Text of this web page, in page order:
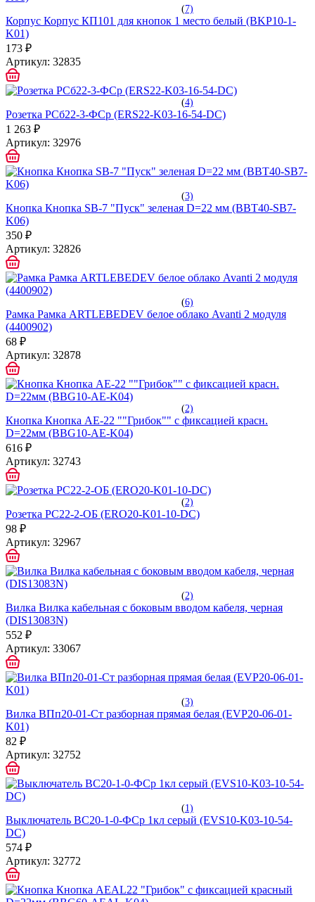
(7)
Корпус Корпус КП101 для кнопок 1 место белый (BKP10-1-
K01)
173 ₽
Артикул: 32835
(4)
Розетка РСб22-3-ФСр (ERS22-K03-16-54-DC)
1 263 ₽
Артикул: 32976
(3)
Кнопка Кнопка SВ-7 "Пуск" зеленая D=22 мм (BBT40-SB7-
K06)
350 ₽
Артикул: 32826
(6)
Рамка Рамка ARTLEBEDEV белое облако Avanti 2 модуля
(4400902)
68 ₽
Артикул: 32878
(2)
Кнопка Кнопка AE-22 ""Грибок"" с фиксацией красн.
D=22мм (BBG10-AE-K04)
616 ₽
Артикул: 32743
(2)
Розетка РС22-2-ОБ (ERO20-K01-10-DC)
98 ₽
Артикул: 32967
(2)
Вилка Вилка кабельная с боковым вводом кабеля, черная
(DIS13083N)
552 ₽
Артикул: 33067
(3)
Вилка ВПп20-01-Ст разборная прямая белая (EVP20-06-01-
K01)
82 ₽
Артикул: 32752
(1)
Выключатель ВС20-1-0-ФСр 1кл серый (EVS10-K03-10-54-
DC)
574 ₽
Артикул: 32772